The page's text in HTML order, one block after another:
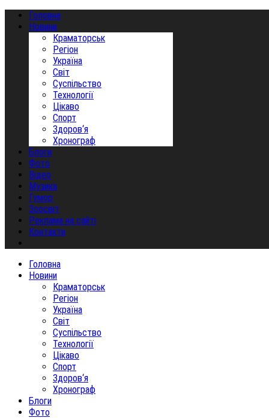
Головна
Новини
Краматорськ
Регіон
Україна
Світ
Суспільство
Технології
Цікаво
Спорт
Здоров‘я
Хронограф
Блоги
Фото
Відео
Музика
Гумор
Зоосвіт
Реклама на сайті
Контакти
Головна
Новини
Краматорськ
Регіон
Україна
Світ
Суспільство
Технології
Цікаво
Спорт
Здоров‘я
Хронограф
Блоги
Фото